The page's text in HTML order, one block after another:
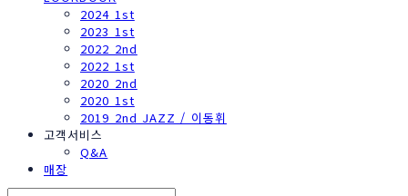
2024 1st
2023 1st
2022 2nd
2022 1st
2020 2nd
2020 1st
2019 2nd JAZZ / 이동휘
고객서비스
Q&A
매장